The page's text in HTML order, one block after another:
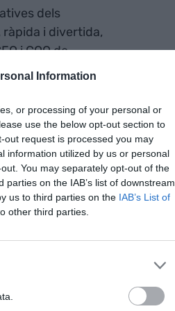
Information
or processing of your personal or
use the below opt-out section to
request is processed you may
information utilized by us or personal
You may separately opt-out of the
on the IAB’s list of downstream
us to third parties on the IAB’s List of
other third parties.
dels
i divertida,
i COO de
que